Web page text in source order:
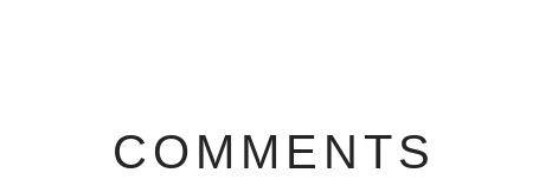
COMMENTS